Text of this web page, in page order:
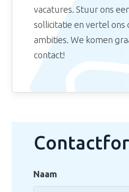
vacatures. Stuur ons
sollicitatie en vertel ons
ambities. We komen
contact!
Naam